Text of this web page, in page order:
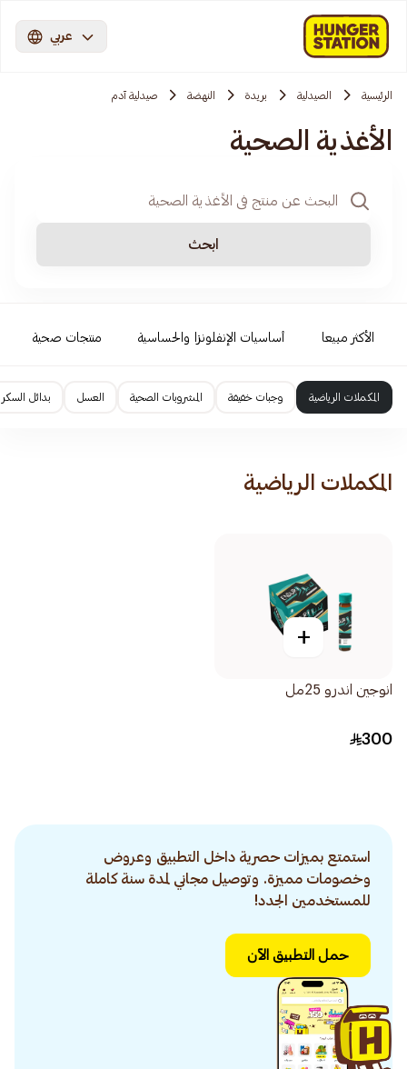
عربي
الرئيسية الصيدلية بريدة النهضة صيدلية آدم
الأغذية الصحية
ابحث
الأكثر مبيعا أساسيات الإنفلونزا والحساسية منتجات صحية
المكملات الرياضية وجبات خفيفة المشروبات الصحية العسل بدائل السكر
المكملات الرياضية
+
انوجين اندرو 25مل
300
استمتع بميزات حصرية داخل التطبيق وعروض
وخصومات مميزة. وتوصيل مجاني لمدة سنة كاملة
للمستخدمين الجدد!
حمل التطبيق الآن